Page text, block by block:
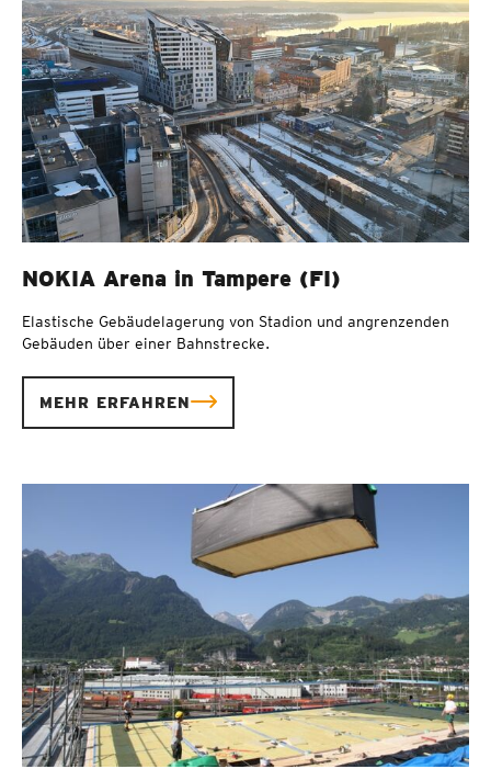
NOKIA Arena in Tampere (FI)
Elastische Gebäudelagerung von Stadion und angrenzenden
Gebäuden über einer Bahnstrecke.
MEHR ERFAHREN